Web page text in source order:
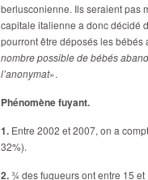
berlusconienne. Ils seraient pas
capitale italienne a donc décidé
pourront être déposés les bébés
nombre possible de bébés
l’anonymat».
Phénomène fuyant.
1. Entre 2002 et 2007, on a
32%).
2. ¾ des fugueurs ont entre 15